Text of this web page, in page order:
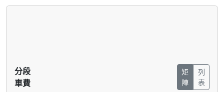
分段
車費
矩
陣
列
表